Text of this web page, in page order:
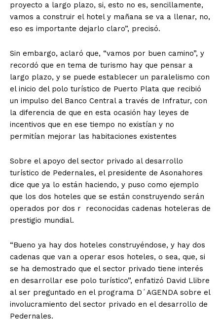
proyecto a largo plazo, si, esto no es, sencillamente,
vamos a construir el hotel y mañana se va a llenar, no,
eso es importante dejarlo claro”, precisó.
Sin embargo, aclaró que, “vamos por buen camino”, y
recordó que en tema de turismo hay que pensar a
largo plazo, y se puede establecer un paralelismo con
el inicio del polo turístico de Puerto Plata que recibió
un impulso del Banco Central a través de Infratur, con
la diferencia de que en esta ocasión hay leyes de
incentivos que en ese tiempo no existían y no
permitían mejorar las habitaciones existentes
Sobre el apoyo del sector privado al desarrollo
turístico de Pedernales, el presidente de Asonahores
dice que ya lo están haciendo, y puso como ejemplo
que los dos hoteles que se están construyendo serán
operados por dos r reconocidas cadenas hoteleras de
prestigio mundial.
“Bueno ya hay dos hoteles construyéndose, y hay dos
cadenas que van a operar esos hoteles, o sea, que, si
se ha demostrado que el sector privado tiene interés
en desarrollar ese polo turístico”, enfatizó David Llibre
al ser preguntado en el programa D´AGENDA sobre el
involucramiento del sector privado en el desarrollo de
Pedernales.